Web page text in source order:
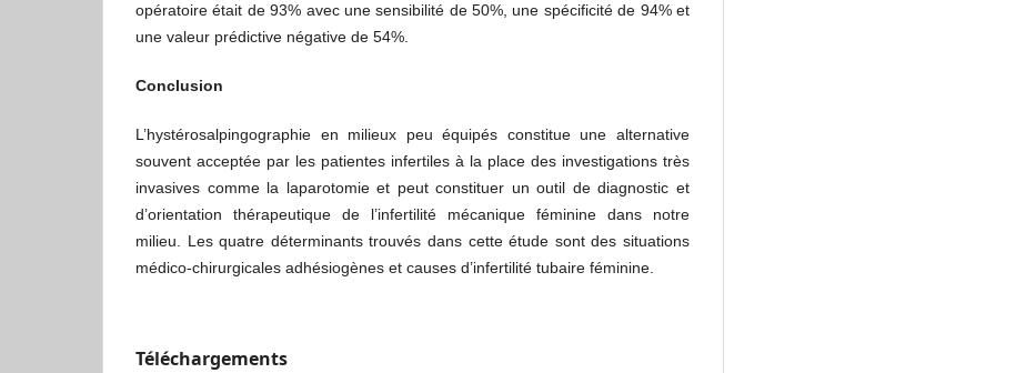
opératoire était de 93% avec une sensibilité de 50%, une spécificité de 94% et
une valeur prédictive négative de 54%.
Conclusion
L’hystérosalpingographie en milieux peu équipés constitue une alternative
souvent acceptée par les patientes infertiles à la place des investigations très
invasives comme la laparotomie et peut constituer un outil de diagnostic et
d’orientation thérapeutique de l’infertilité mécanique féminine dans notre
milieu. Les quatre déterminants trouvés dans cette étude sont des situations
médico-chirurgicales adhésiogènes et causes d’infertilité tubaire féminine.
Téléchargements